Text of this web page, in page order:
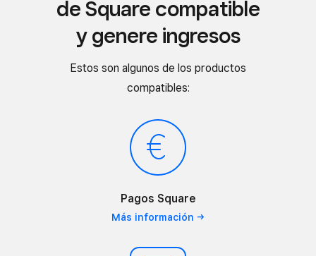
de Square compatible
y genere ingresos
Estos son algunos de los productos
compatibles:
Pagos Square
Más información